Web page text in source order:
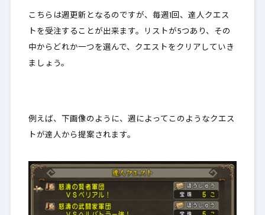
3. 飾り石
4. 最後に
こちらは週更新となるのですが、毎週1回、 達人クエス
ト を受注することが出来ます。リストが5つあり、その
中からどれか一つを選んで、クエストをクリアしていき
ましょう。
例えば、下画像のように、週によってこのようなクエス
トが達人から提案されます。